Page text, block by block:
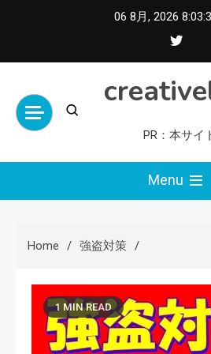
06 8月, 2026
PR：本サイ
Menu
Home 強盗対策
1 MIN READ